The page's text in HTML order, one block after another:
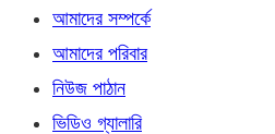
আমাদের সম্পর্কে
আমাদের পরিবার
নিউজ পাঠান
ভিডিও গ্যালারি